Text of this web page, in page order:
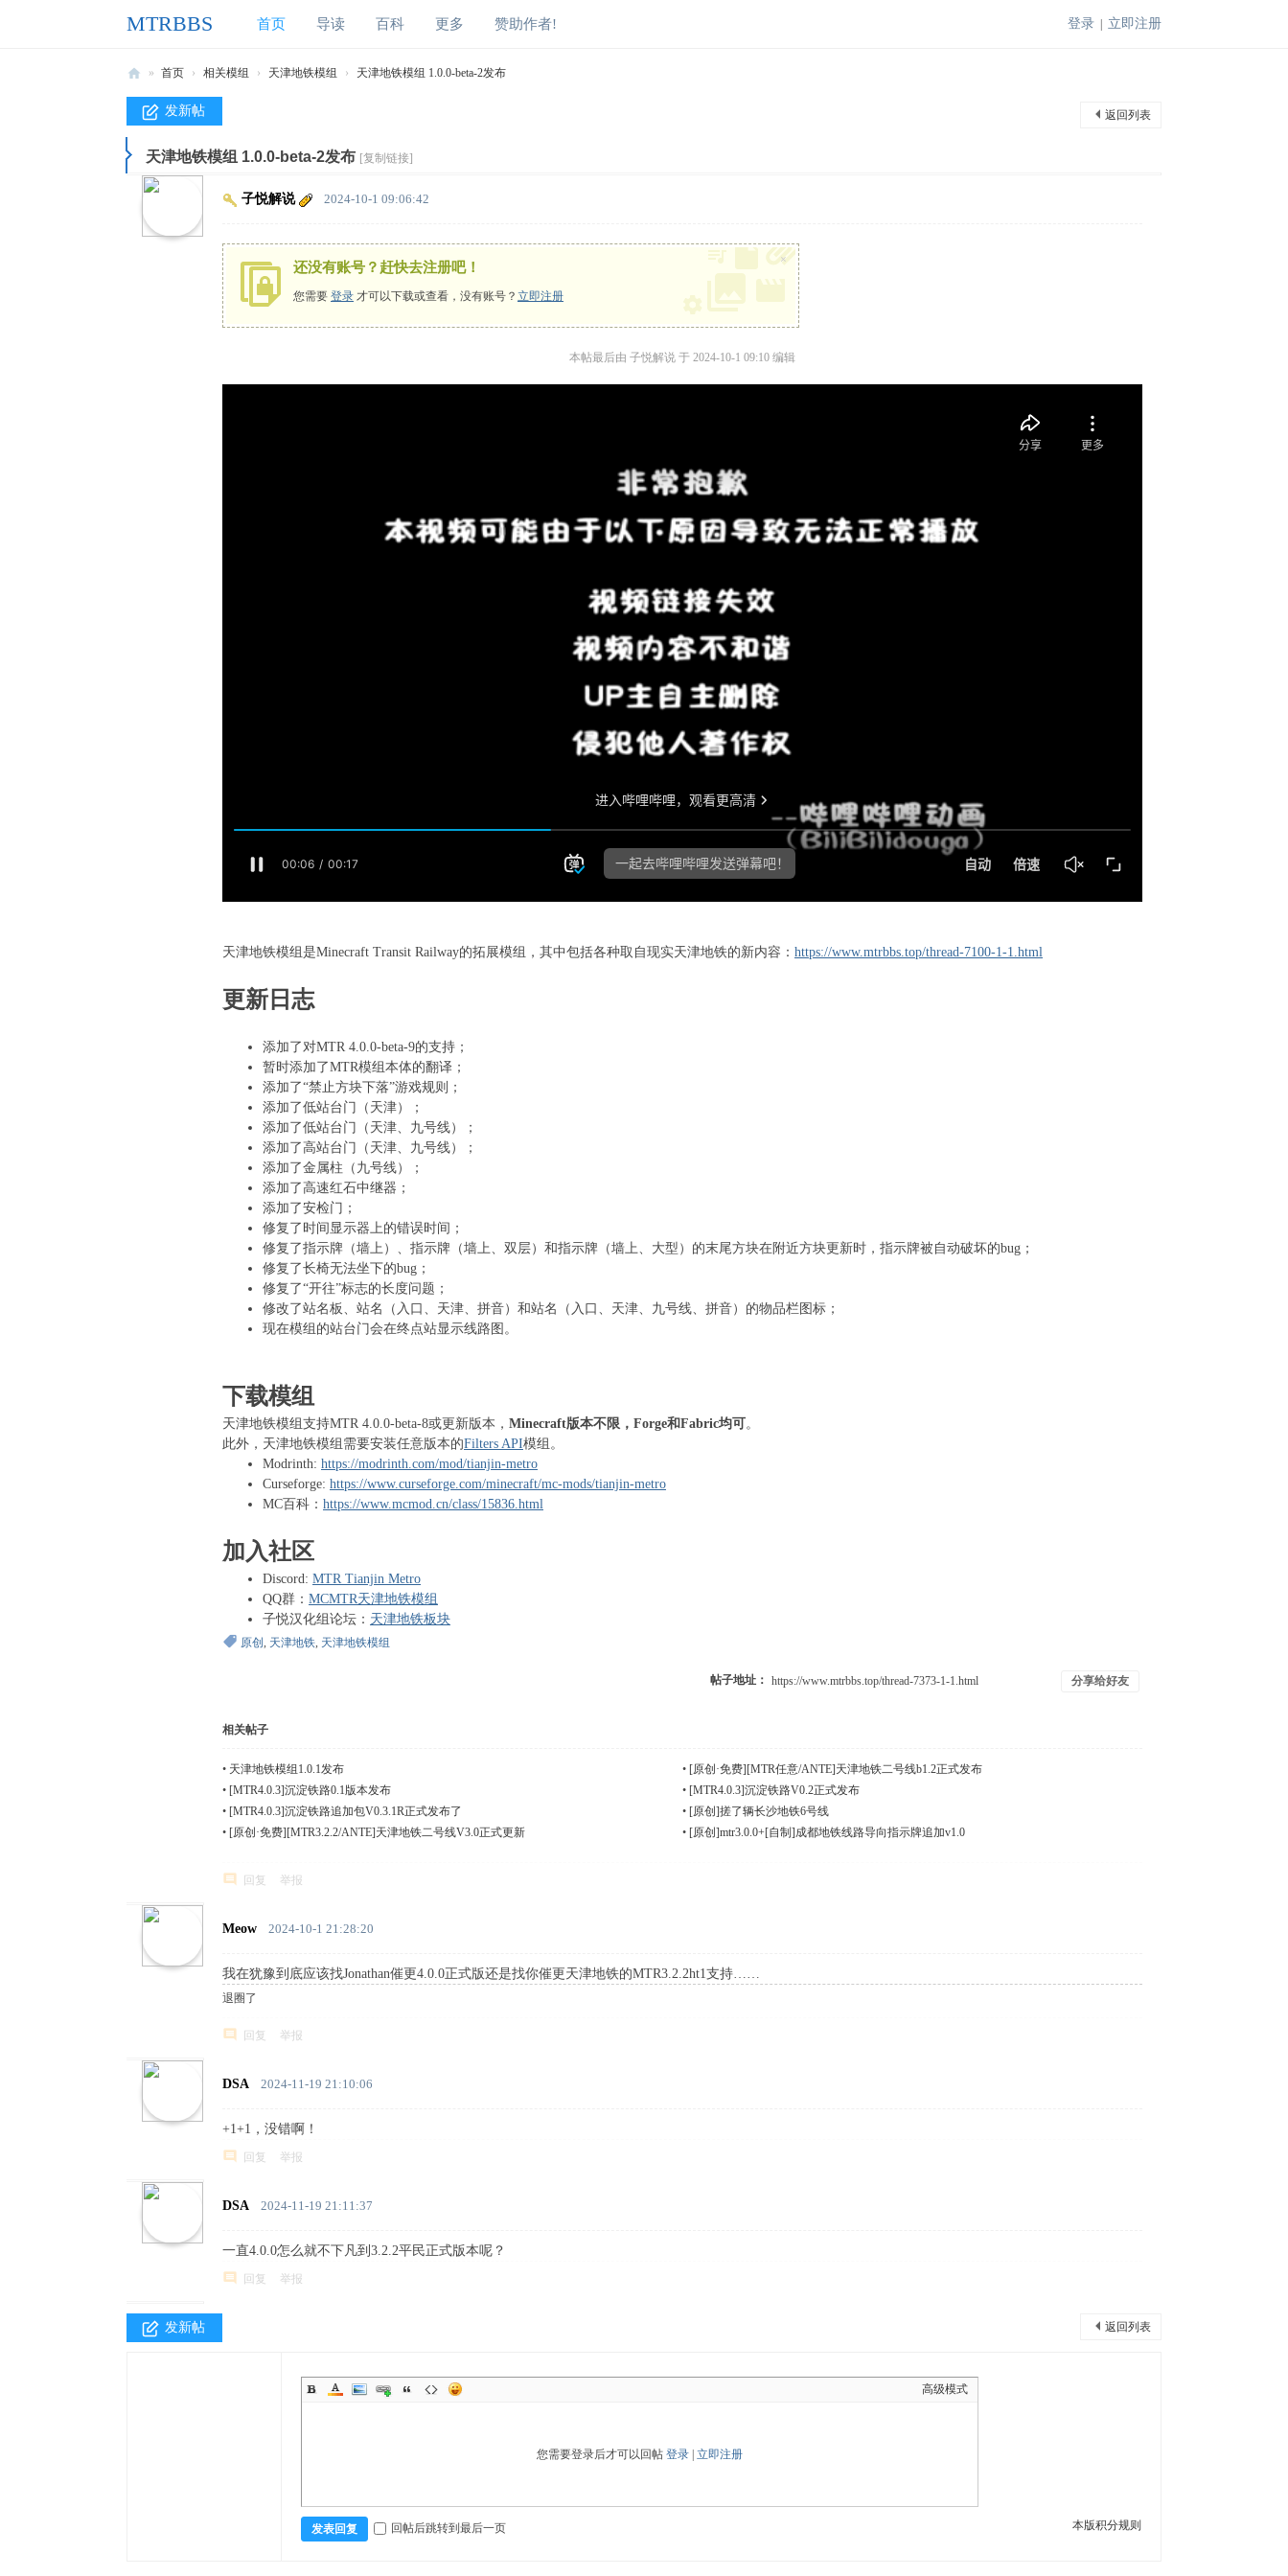
登录 立即注册
MTRBBS 首页 导读 百科 更多 赞助作者!
M
T
R
» 首页 › 相关模组 › 天津地铁模组 › 天津地铁模组 1.0.0-beta-2发布
返回列表
发新帖
天津地铁模组 1.0.0-beta-2发布 [复制链接]
子悦解说 2024-10-1 09:06:42
还没有账号？赶快去注册吧！
您需要 登录 才可以下载或查看，没有账号？ 立即注册
×
本帖最后由 子悦解说 于 2024-10-1 09:10 编辑
天津地铁模组是Minecraft Transit Railway的拓展模组，其中包括各种取自现实天津地铁的新内容： https://www.mtrbbs.top/thread-7100-1-1.html
更新日志
添加了对MTR 4.0.0-beta-9的支持；
暂时添加了MTR模组本体的翻译；
添加了“禁止方块下落”游戏规则；
添加了低站台门（天津）；
添加了低站台门（天津、九号线）；
添加了高站台门（天津、九号线）；
添加了金属柱（九号线）；
添加了高速红石中继器；
添加了安检门；
修复了时间显示器上的错误时间；
修复了指示牌（墙上）、指示牌（墙上、双层）和指示牌（墙上、大型）的末尾方块在附近方块更新时，指示牌被自动破坏的bug；
修复了长椅无法坐下的bug；
修复了“开往”标志的长度问题；
修改了站名板、站名（入口、天津、拼音）和站名（入口、天津、九号线、拼音）的物品栏图标；
现在模组的站台门会在终点站显示线路图。
下载模组
天津地铁模组支持MTR 4.0.0-beta-8或更新版本， Minecraft版本不限，Forge和Fabric均可。
此外，天津地铁模组需要安装任意版本的Filters API模组。
Modrinth: https://modrinth.com/mod/tianjin-metro
Curseforge: https://www.curseforge.com/minecraft/mc-mods/tianjin-metro
MC百科： https://www.mcmod.cn/class/15836.html
加入社区
Discord: MTR Tianjin Metro
QQ群： MCMTR天津地铁模组
子悦汉化组论坛： 天津地铁板块
原创 , 天津地铁, 天津地铁模组
帖子地址： 分享给好友
相关帖子
• 天津地铁模组1.0.1发布 • [原创·免费][MTR任意/ANTE]天津地铁二号线b1.2正式发布
• [MTR4.0.3]沉淀铁路0.1版本发布 • [MTR4.0.3]沉淀铁路V0.2正式发布
• [MTR4.0.3]沉淀铁路追加包V0.3.1R正式发布了 • [原创]搓了辆长沙地铁6号线
• [原创·免费][MTR3.2.2/ANTE]天津地铁二号线V3.0正式更新 • [原创]mtr3.0.0+[自制]成都地铁线路导向指示牌追加v1.0
回复 举报
Meow 2024-10-1 21:28:20
我在犹豫到底应该找Jonathan催更4.0.0正式版还是找你催更天津地铁的MTR3.2.2ht1支持……
退圈了
回复 举报
DSA 2024-11-19 21:10:06
+1+1，没错啊！
回复 举报
DSA 2024-11-19 21:11:37
一直4.0.0怎么就不下凡到3.2.2平民正式版本呢？
回复 举报
返回列表
发新帖
高级模式
您需要登录后才可以回帖 登录 立即注册
本版积分规则
发表回复 回帖后跳转到最后一页